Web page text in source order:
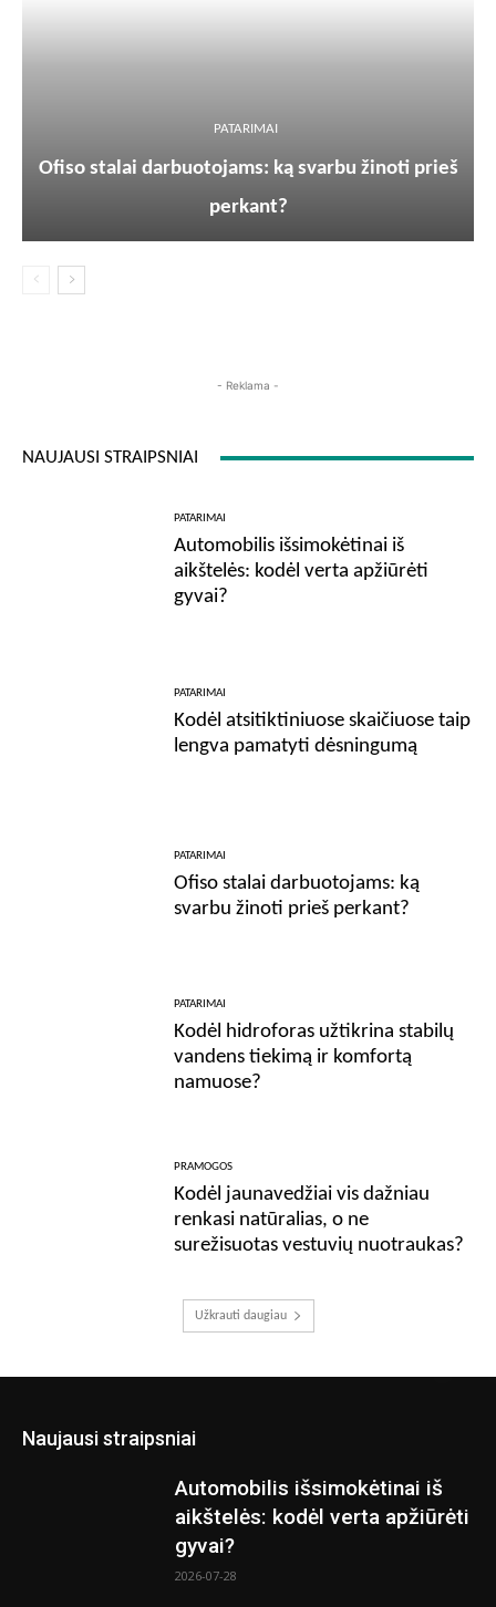
PATARIMAI
Ofiso stalai darbuotojams: ką svarbu žinoti prieš
perkant?
- Reklama -
NAUJAUSI STRAIPSNIAI
PATARIMAI
Automobilis išsimokėtinai iš
aikštelės: kodėl verta apžiūrėti
gyvai?
PATARIMAI
Kodėl atsitiktiniuose skaičiuose taip
lengva pamatyti dėsningumą
PATARIMAI
Ofiso stalai darbuotojams: ką
svarbu žinoti prieš perkant?
PATARIMAI
Kodėl hidroforas užtikrina stabilų
vandens tiekimą ir komfortą
namuose?
PRAMOGOS
Kodėl jaunavedžiai vis dažniau
renkasi natūralias, o ne
surežisuotas vestuvių nuotraukas?
Užkrauti daugiau
Naujausi straipsniai
Automobilis išsimokėtinai iš
aikštelės: kodėl verta apžiūrėti
gyvai?
2026-07-28